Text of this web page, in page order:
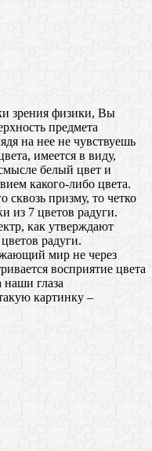
зрения физики, Вы
предмета
на нее не чувствуешь
имеется в виду,
белый цвет и
какого-либо цвета.
сквозь призму, то четко
из 7 цветов радуги.
как утверждают
радуги.
мир не через
восприятие цвета
глаза
картинку –